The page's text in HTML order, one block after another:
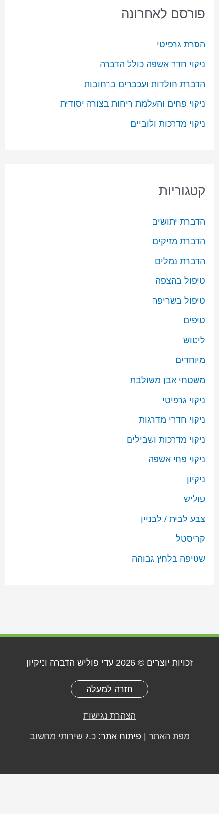
פורסם לאחרונה
הסרת גרפיטי
ניקוי חדר אשפה כולל הדברה
הדברת חולדות ועכברים ברחובות
ניקוי פחים והעלמת ריחות בצורה יסודית
ניקוי מדרכות ולוביים
קטגוריות
הדברת יתושים
הדברת מזיקים
הדברת נמלים
טיפול בהצפה
טיפול בשריפה
טיפים
ליטוש
מיוחדים
משטחי אבן משולבת
ניקוי גרפיטי
ניקוי חדרי מדרגות
ניקוי מדרכות ושבילים
ניקוי פחי אשפה
ניקיון
פוליש
צבע לבית / לבניין
קריסטל
שטיפה בלחץ גבוהה
זכויות יוצרים © 2026 עדי פוליש הדברה וניקיון
חזרה למעלה
הצהרת נגישות
מפת האתר | פיתוח אתר:כ.ג שירותי מחשוב